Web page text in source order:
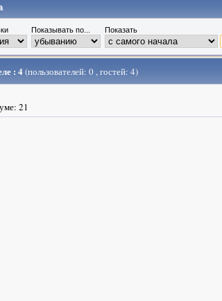
Показывать по... Показать
: 4(пользователей: 0 , гостей: 4)
21